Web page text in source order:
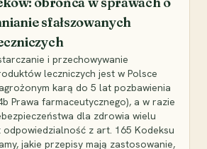
sfałszowanych
i przechowywanie
leczniczych jest w Polsce
karą do 5 lat pozbawienia
Prawa farmaceutycznego), a w razie
dla zdrowia wielu
z art. 165 Kodeksu
jakie przepisy mają zastosowanie,